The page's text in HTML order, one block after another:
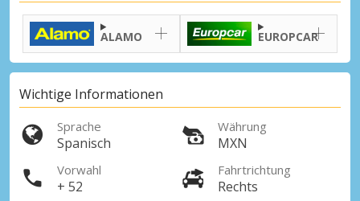
ALAMO EUROPCAR
Wichtige Informationen
Sprache
Spanisch
Währung
MXN
Vorwahl
+ 52
Fahrtrichtung
Rechts